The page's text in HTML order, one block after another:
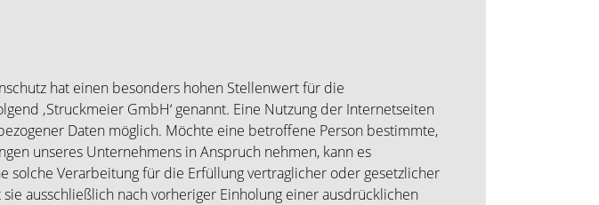
hat einen besonders hohen Stellenwert für die
‚Struckmeier GmbH‘ genannt. Eine Nutzung der Internetseiten
Daten möglich. Möchte eine betroffene Person bestimmte,
unseres Unternehmens in Anspruch nehmen, kann es
Verarbeitung für die Erfüllung vertraglicher oder gesetzlicher
ausschließlich nach vorheriger Einholung einer ausdrücklichen